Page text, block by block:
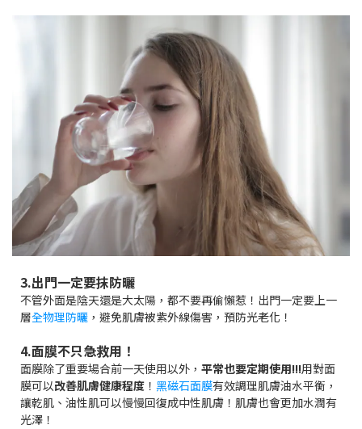
3.出門一定要抹防曬
不管外面是陰天還是大太陽，都不要再偷懶惹！出門一定要上一
層全物理防曬 ，避免肌膚被紫外線傷害，預防光老化！
4.面膜不只急救用！
面膜除了重要場合前一天使用以外， 平常也要定期使用!!!用對面
膜可以改善肌膚健康程度 ！ 黑磁石面膜有效調理肌膚油水平衡，
讓乾肌、油性肌可以慢慢回復成中性肌膚！肌膚也會更加水潤有
光澤！